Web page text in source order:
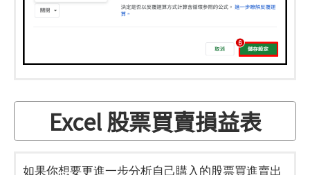
Excel 股票買賣損益表
如果你想要更進一步分析自己購入的股票買進賣出